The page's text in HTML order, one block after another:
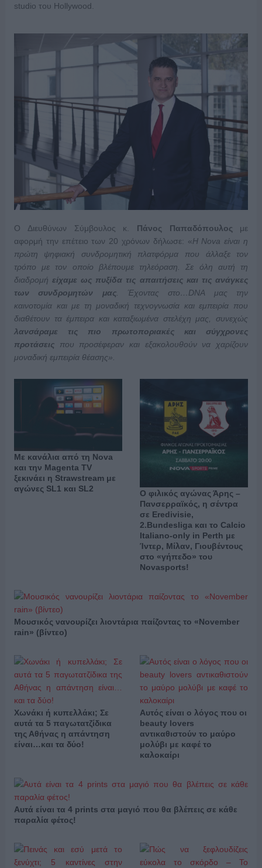
studio του Hollywood.
O Διευθύνων Σύμβουλος κ. Πάνος Παπαδόπουλος με
αφορμή την επέτειο των 20 χρόνων δήλωσε: «Η Nova είναι η
πρώτη ψηφιακή συνδρομητική πλατφόρμα που άλλαξε τον
τρόπο με τον οποίο βλέπουμε τηλεόραση. Σε όλη αυτή τη
διαδρομήείχαμε ως πυξίδα τις απαιτήσεις και τις ανάγκες
των συνδρομητών μας. Έχοντας στο… DNA μας την
καινοτομία και με τη μοναδική τεχνογνωσία και εμπειρία που
διαθέτουν τα έμπειρα και καταξιωμένα στελέχη μας, συνεχώς
λανσάραμε τις πιο πρωτοποριακές και σύγχρονες
προτάσεις που προσέφεραν και εξακολουθούν να χαρίζουν
μοναδική εμπειρία θέασης».
Με κανάλια από τη Nova
και την Magenta TV
ξεκινάει η Strawstream με
αγώνες SL1 και SL2
Ο φιλικός αγώνας Άρης –
Πανσερραϊκός, η σέντρα
σε Eredivisie,
2.Bundesliga και το Calcio
Italiano-only in Perth με
Ίντερ, Μίλαν, Γιουβέντους
στο «γήπεδο» του
Novasports!
Μουσικός νανουρίζει λιοντάρια παίζοντας το «November
rain» (βίντεο)
Χωνάκι ή κυπελλάκι; Σε
αυτά τα 5 παγωτατζίδικα
της Αθήνας η απάντηση
είναι…και τα δύο!
Αυτός είναι ο λόγος που οι
beauty lovers
αντικαθιστούν το μαύρο
μολύβι με καφέ το
καλοκαίρι
Αυτά είναι τα 4 prints στα μαγιό που θα βλέπεις σε κάθε
παραλία φέτος!